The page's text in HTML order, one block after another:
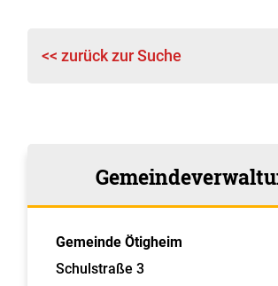
<< zurück zur Suche
Gemeinde Ötigheim
Schulstraße 3